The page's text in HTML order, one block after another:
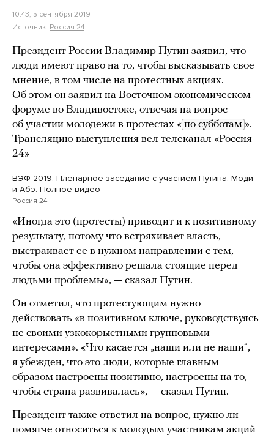
10:43, 5 сентября 2019
Источник: Россия 24
Президент России Владимир Путин заявил, что
люди имеют право на то, чтобы высказывать свое
мнение, в том числе на протестных акциях.
Об этом он заявил на Восточном экономическом
форуме во Владивостоке, отвечая на вопрос
об участии молодежи в протестах « по субботам ».
Трансляцию выступления вел телеканал «Россия
24»
ВЭФ-2019. Пленарное заседание с участием Путина, Моди
и Абэ. Полное видео
Россия 24
«Иногда это (протесты) приводит и к позитивному
результату, потому что встряхивает власть,
выстраивает ее в нужном направлении с тем,
чтобы она эффективно решала стоящие перед
людьми проблемы», — сказал Путин.
Он отметил, что протестующим нужно
действовать «в позитивном ключе, руководствуясь
не своими узкокорыстными групповыми
интересами». «Что касается „наши или не наши“,
я убежден, что это люди, которые главным
образом настроены позитивно, настроены на то,
чтобы страна развивалась», — сказал Путин.
Президент также ответил на вопрос, нужно ли
помягче относиться к молодым участникам акций